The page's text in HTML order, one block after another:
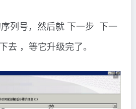
列号，然后就 下一步 下一
去 ，等它升级完了。